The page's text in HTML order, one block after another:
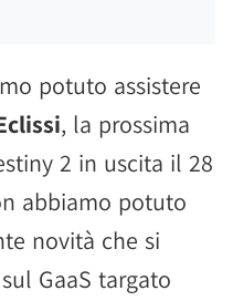
potuto assistere
, la prossima
2 in uscita il 28
abbiamo potuto
novità che si
GaaS targato